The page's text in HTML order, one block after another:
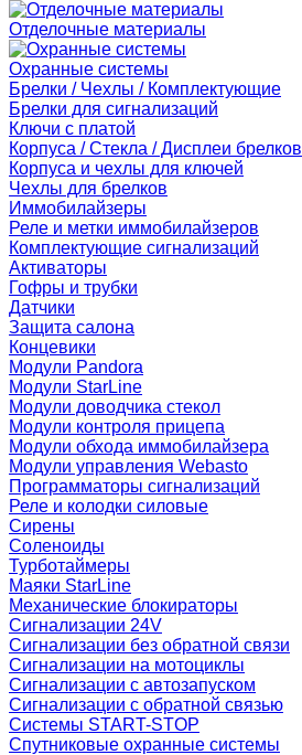
Отделочные материалы
Охранные системы
Брелки / Чехлы / Комплектующие
Брелки для сигнализаций
Ключи с платой
Корпуса / Стекла / Дисплеи брелков
Корпуса и чехлы для ключей
Чехлы для брелков
Иммобилайзеры
Реле и метки иммобилайзеров
Комплектующие сигнализаций
Активаторы
Гофры и трубки
Датчики
Защита салона
Концевики
Модули Pandora
Модули StarLine
Модули доводчика стекол
Модули контроля прицепа
Модули обхода иммобилайзера
Модули управления Webasto
Программаторы сигнализаций
Реле и колодки силовые
Сирены
Соленоиды
Турботаймеры
Маяки StarLine
Механические блокираторы
Сигнализации 24V
Сигнализации без обратной связи
Сигнализации на мотоциклы
Сигнализации с автозапуском
Сигнализации с обратной связью
Системы START-STOP
Спутниковые охранные системы